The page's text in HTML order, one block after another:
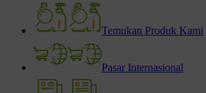
Temukan Produk Kami
Pasar Internasional